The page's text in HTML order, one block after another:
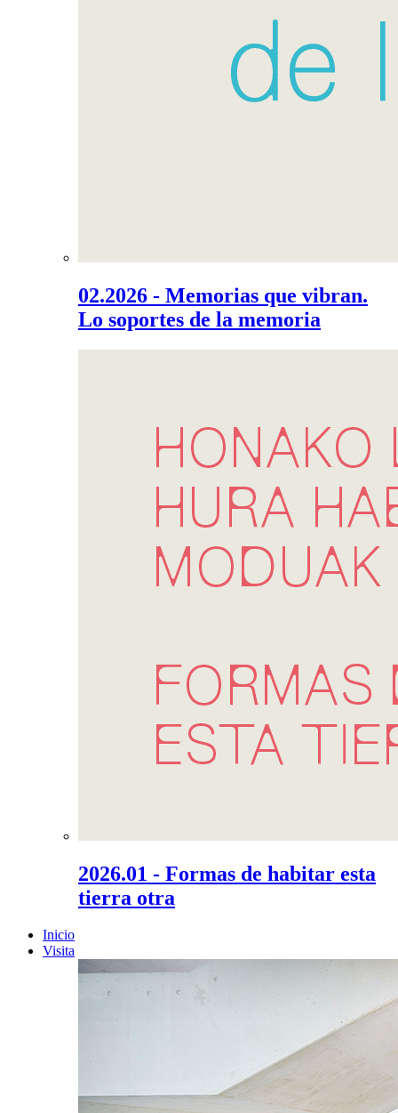
02.2026 - Memorias que vibran.
Lo soportes de la memoria
2026.01 - Formas de habitar esta
tierra otra
Inicio
Visita